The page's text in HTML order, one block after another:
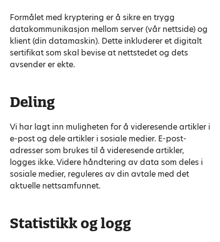
Formålet med kryptering er å sikre en trygg
datakommunikasjon mellom server (vår nettside) og
klient (din datamaskin). Dette inkluderer et digitalt
sertifikat som skal bevise at nettstedet og dets
avsender er ekte.
Deling
Vi har lagt inn muligheten for å videresende artikler i
e-post og dele artikler i sosiale medier. E-post-
adresser som brukes til å videresende artikler,
logges ikke. Videre håndtering av data som deles i
sosiale medier, reguleres av din avtale med det
aktuelle nettsamfunnet.
Statistikk og logg